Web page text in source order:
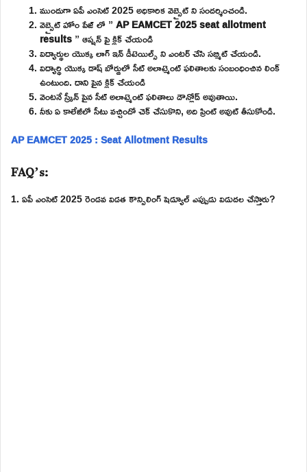
ముందుగా ఏపీ ఎంసెట్ 2025 అధికారిక వెబ్సైట్ ని సందర్శించండి.
వెబ్సైట్ హోం పేజ్ లో ”AP EAMCET 2025 seat allotment
results” ఆప్షన్ పై క్లిక్ చేయండి
విద్యార్థుల యొక్క లాగ్ ఇన్ డీటెయిల్స్ ని ఎంటర్ చేసి సబ్మిట్ చేయండి.
విద్యార్థి యొక్క డాష్ బోర్డులో సీట్ అలాట్మెంట్ ఫలితాలకు సంబంధించిన లింక్
ఉంటుంది. దాని పైన క్లిక్ చేయండి
వెంటనే స్క్రీన్ పైన సీట్ అలాట్మెంట్ ఫలితాలు డౌన్లోడ్ అవుతాయి.
నీకు ఏ కాలేజీలో సీటు వచ్చిందో చెక్ చేసుకొని, అది ప్రింట్ అవుట్ తీసుకోండి.
AP EAMCET 2025 : Seat Allotment Results
FAQ’s:
1. ఏపీ ఎంసెట్ 2025 రెండవ విడత కౌన్సిలింగ్ షెడ్యూల్ ఎప్పుడు విడుదల చేస్తారు?